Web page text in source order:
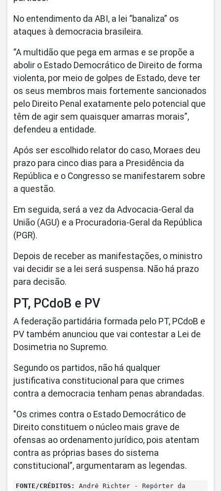
No entendimento da ABI, a lei “banaliza” os
ataques à democracia brasileira.
“A multidão que pega em armas e se propõe a
abolir o Estado Democrático de Direito de forma
violenta, por meio de golpes de Estado, deve ter
os seus membros mais fortemente sancionados
pelo Direito Penal exatamente pelo potencial que
têm de agir sem quaisquer amarras morais”,
defendeu a entidade.
Após ser escolhido relator do caso, Moraes deu
prazo para cinco dias para a Presidência da
República e o Congresso se manifestarem sobre
a questão.
Em seguida, será a vez da Advocacia-Geral da
União (AGU) e a Procuradoria-Geral da República
(PGR).
Depois de receber as manifestações, o ministro
vai decidir se a lei será suspensa. Não há prazo
para decisão.
PT, PCdoB e PV
A federação partidária formada pelo PT, PCdoB e
PV também anunciou que vai contestar a Lei de
Dosimetria no Supremo.
Segundo os partidos, não há qualquer
justificativa constitucional para que crimes
contra a democracia tenham penas abrandadas.
"Os crimes contra o Estado Democrático de
Direito constituem o núcleo mais grave de
ofensas ao ordenamento jurídico, pois atentam
contra as próprias bases do sistema
constitucional”, argumentaram as legendas.
FONTE/CRÉDITOS:
André Richter - Repórter da